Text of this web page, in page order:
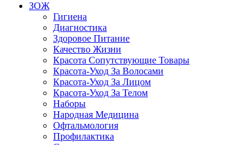
ЗОЖ
Гигиена
Диагностика
Здоровое Питание
Качество Жизни
Красота Сопутствующие Товары
Красота-Уход За Волосами
Красота-Уход За Лицом
Красота-Уход За Телом
Наборы
Народная Медицина
Офтальмология
Профилактика